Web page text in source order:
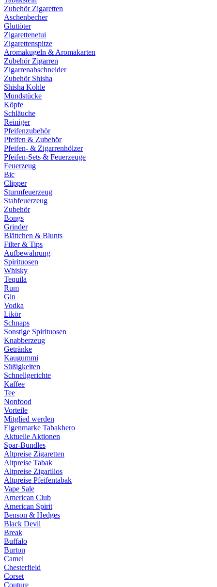
Zubehör Zigaretten
Aschenbecher
Gluttöter
Zigarettenetui
Zigarettenspitze
Aromakugeln & Aromakarten
Zubehör Zigarren
Zigarrenabschneider
Zubehör Shisha
Shisha Kohle
Mundstücke
Köpfe
Schläuche
Reiniger
Pfeifenzubehör
Pfeifen & Zubehör
Pfeifen- & Zigarrenhölzer
Pfeifen-Sets & Feuerzeuge
Feuerzeug
Bic
Clipper
Sturmfeuerzeug
Stabfeuerzeug
Zubehör
Bongs
Grinder
Blättchen & Blunts
Filter & Tips
Aufbewahrung
Spirituosen
Whisky
Tequila
Rum
Gin
Vodka
Likör
Schnaps
Sonstige Spirituosen
Knabberzeug
Getränke
Kaugummi
Süßigkeiten
Schnellgerichte
Kaffee
Tee
Nonfood
Vorteile
Mitglied werden
Eigenmarke Tabakhero
Aktuelle Aktionen
Spar-Bundles
Altpreise Zigaretten
Altpreise Tabak
Altpreise Zigarillos
Altpreise Pfeifentabak
Vape Sale
American Club
American Spirit
Benson & Hedges
Black Devil
Break
Buffalo
Burton
Camel
Chesterfield
Corset
Couture